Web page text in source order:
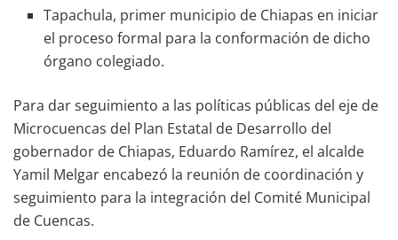
Tapachula, primer municipio de Chiapas en iniciar
el proceso formal para la conformación de dicho
órgano colegiado.
Para dar seguimiento a las políticas públicas del eje de
Microcuencas del Plan Estatal de Desarrollo del
gobernador de Chiapas, Eduardo Ramírez, el alcalde
Yamil Melgar encabezó la reunión de coordinación y
seguimiento para la integración del Comité Municipal
de Cuencas.